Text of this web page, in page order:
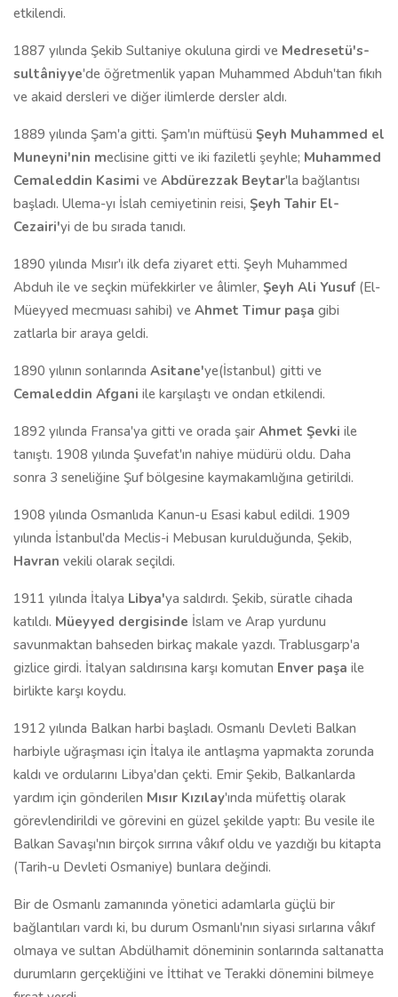
etkilendi.
1887 yılında Şekib Sultaniye okuluna girdi ve Medresetü's-
sultâniyye'de öğretmenlik yapan Muhammed Abduh'tan fıkıh
ve akaid dersleri ve diğer ilimlerde dersler aldı.
1889 yılında Şam'a gitti. Şam'ın müftüsü Şeyh Muhammed el
Muneyni'nin meclisine gitti ve iki faziletli şeyhle; Muhammed
Cemaleddin Kasimi ve Abdürezzak Beytar'la bağlantısı
başladı. Ulema-yı İslah cemiyetinin reisi, Şeyh Tahir El-
Cezairi'yi de bu sırada tanıdı.
1890 yılında Mısır'ı ilk defa ziyaret etti. Şeyh Muhammed
Abduh ile ve seçkin müfekkirler ve âlimler, Şeyh Ali Yusuf(El-
Müeyyed mecmuası sahibi) ve Ahmet Timur paşa gibi
zatlarla bir araya geldi.
1890 yılının sonlarında Asitane'ye(İstanbul) gitti ve
Cemaleddin Afgani ile karşılaştı ve ondan etkilendi.
1892 yılında Fransa'ya gitti ve orada şair Ahmet Şevki ile
tanıştı. 1908 yılında Şuvefat'ın nahiye müdürü oldu. Daha
sonra 3 seneliğine Şuf bölgesine kaymakamlığına getirildi.
1908 yılında Osmanlıda Kanun-u Esasi kabul edildi. 1909
yılında İstanbul'da Meclis-i Mebusan kurulduğunda, Şekib,
Havran vekili olarak seçildi.
1911 yılında İtalya Libya'ya saldırdı. Şekib, süratle cihada
katıldı. Müeyyed dergisinde İslam ve Arap yurdunu
savunmaktan bahseden birkaç makale yazdı. Trablusgarp'a
gizlice girdi. İtalyan saldırısına karşı komutan Enver paşa ile
birlikte karşı koydu.
1912 yılında Balkan harbi başladı. Osmanlı Devleti Balkan
harbiyle uğraşması için İtalya ile antlaşma yapmakta zorunda
kaldı ve ordularını Libya'dan çekti. Emir Şekib, Balkanlarda
yardım için gönderilen Mısır Kızılay'ında müfettiş olarak
görevlendirildi ve görevini en güzel şekilde yaptı: Bu vesile ile
Balkan Savaşı'nın birçok sırrına vâkıf oldu ve yazdığı bu kitapta
(Tarih-u Devleti Osmaniye) bunlara değindi.
Bir de Osmanlı zamanında yönetici adamlarla güçlü bir
bağlantıları vardı ki, bu durum Osmanlı'nın siyasi sırlarına vâkıf
olmaya ve sultan Abdülhamit döneminin sonlarında saltanatta
durumların gerçekliğini ve İttihat ve Terakki dönemini bilmeye